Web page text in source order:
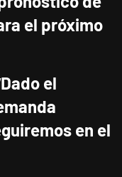
el próximo
Dado el
en el